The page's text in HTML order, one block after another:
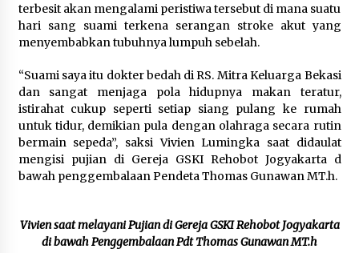
terbesit akan mengalami peristiwa tersebut di mana suatu
hari sang suami terkena serangan stroke akut yang
menyembabkan tubuhnya lumpuh sebelah.
“Suami saya itu dokter bedah di RS. Mitra Keluarga Bekasi
dan sangat menjaga pola hidupnya makan teratur,
istirahat cukup seperti setiap siang pulang ke rumah
untuk tidur, demikian pula dengan olahraga secara rutin
bermain sepeda”, saksi Vivien Lumingka saat didaulat
mengisi pujian di Gereja GSKI Rehobot Jogyakarta d
bawah penggembalaan Pendeta Thomas Gunawan MT.h.
Vivien saat melayani Pujian di Gereja GSKI Rehobot Jogyakarta
di bawah Penggembalaan Pdt Thomas Gunawan MT.h